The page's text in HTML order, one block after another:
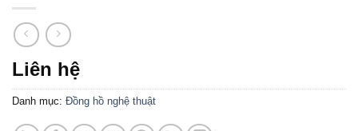
Liên hệ
Danh mục: Đồng hồ nghệ thuật